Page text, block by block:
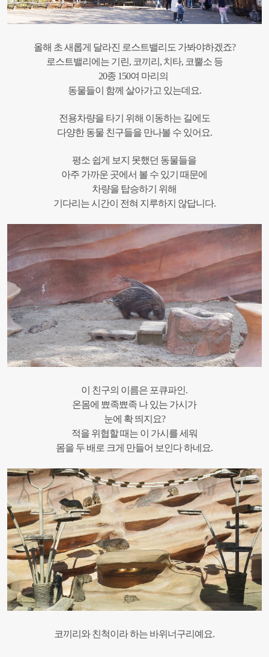
올해 초 새롭게 달라진 로스트밸리도 가봐야하겠죠?
로스트밸리에는 기린, 코끼리, 치타, 코뿔소 등
20종 150여 마리의
동물들이 함께 살아가고 있는데요.
전용차량을 타기 위해 이동하는 길에도
다양한 동물 친구들을 만나볼 수 있어요.
평소 쉽게 보지 못했던 동물들을
아주 가까운 곳에서 볼 수 있기 때문에
차량을 탑승하기 위해
기다리는 시간이 전혀 지루하지 않답니다.
이 친구의 이름은 포큐파인.
온몸에 뾰족뾰족 나 있는 가시가
눈에 확 띄지요?
적을 위협할 때는 이 가시를 세워
몸을 두 배로 크게 만들어 보인다 하네요.
코끼리와 친척이라 하는 바위너구리예요.